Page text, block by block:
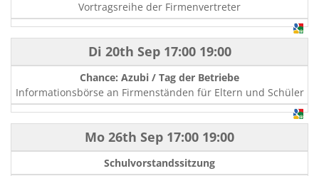
Vortragsreihe der Firmenvertreter
Di 20th Sep17:00 19:00
Chance: Azubi / Tag der Betriebe
Informationsbörse an Firmenständen für Eltern und Schüler
Mo 26th Sep 17:00 19:00
Schulvorstandssitzung